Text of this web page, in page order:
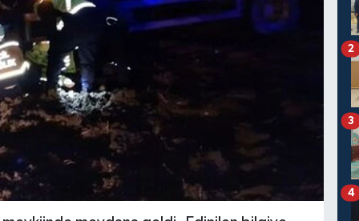
2
3
4